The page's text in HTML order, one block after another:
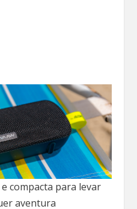
compacta para levar
aventura